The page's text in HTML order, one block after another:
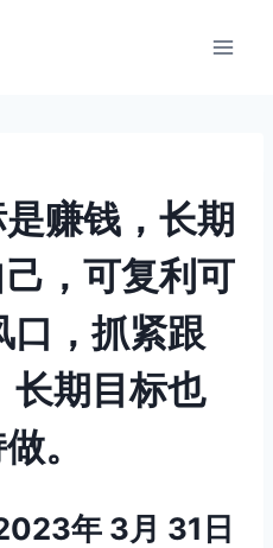
赚钱，长期
，可复利可
口，抓紧跟
长期目标也
。
年 3月 31日